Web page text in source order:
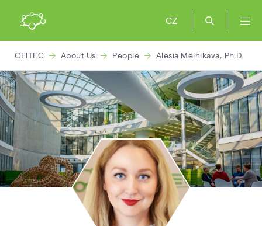
CZ
CEITEC About Us People Alesia Melnikava, Ph.D.